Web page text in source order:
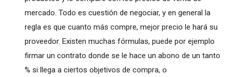
mercado. Todo es cuestión de negociar, y en general la
regla es que cuanto más compre, mejor precio le hará su
proveedor. Existen muchas fórmulas, puede por ejemplo
firmar un contrato donde se le hace un abono de un tanto
% si llega a ciertos objetivos de compra, o